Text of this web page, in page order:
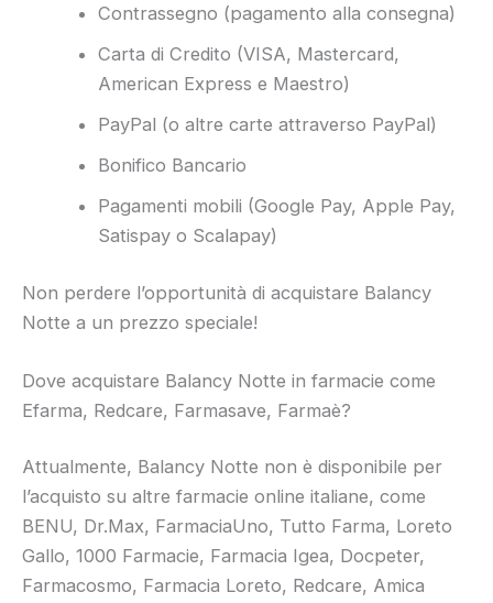
Contrassegno (pagamento alla consegna)
Carta di Credito (VISA, Mastercard,
American Express e Maestro)
PayPal (o altre carte attraverso PayPal)
Bonifico Bancario
Pagamenti mobili (Google Pay, Apple Pay,
Satispay o Scalapay)
Non perdere l’opportunità di acquistare Balancy
Notte a un prezzo speciale!
Dove acquistare Balancy Notte in farmacie come
Efarma, Redcare, Farmasave, Farmaè?
Attualmente, Balancy Notte non è disponibile per
l’acquisto su altre farmacie online italiane, come
BENU, Dr.Max, FarmaciaUno, Tutto Farma, Loreto
Gallo, 1000 Farmacie, Farmacia Igea, Docpeter,
Farmacosmo, Farmacia Loreto, Redcare, Amica